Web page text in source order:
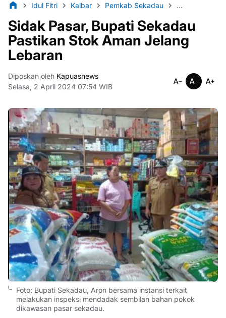
Idul Fitri Kalbar Pemkab Sekadau Sekadau
Sidak Pasar, Bupati Sekadau
Pastikan Stok Aman Jelang
Lebaran
Diposkan oleh Kapuasnews
Selasa, 2 April 2024 07:54 WIB
Foto: Bupati Sekadau, Aron bersama instansi terkait
melakukan inspeksi mendadak sembilan bahan pokok
dikawasan pasar sekadau.